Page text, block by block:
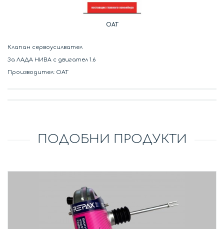
OAT
Клапан сервоусилвател
За ЛАДА НИВА с двигател 1.6
Производител: ОАТ
ПОДОБНИ ПРОДУКТИ